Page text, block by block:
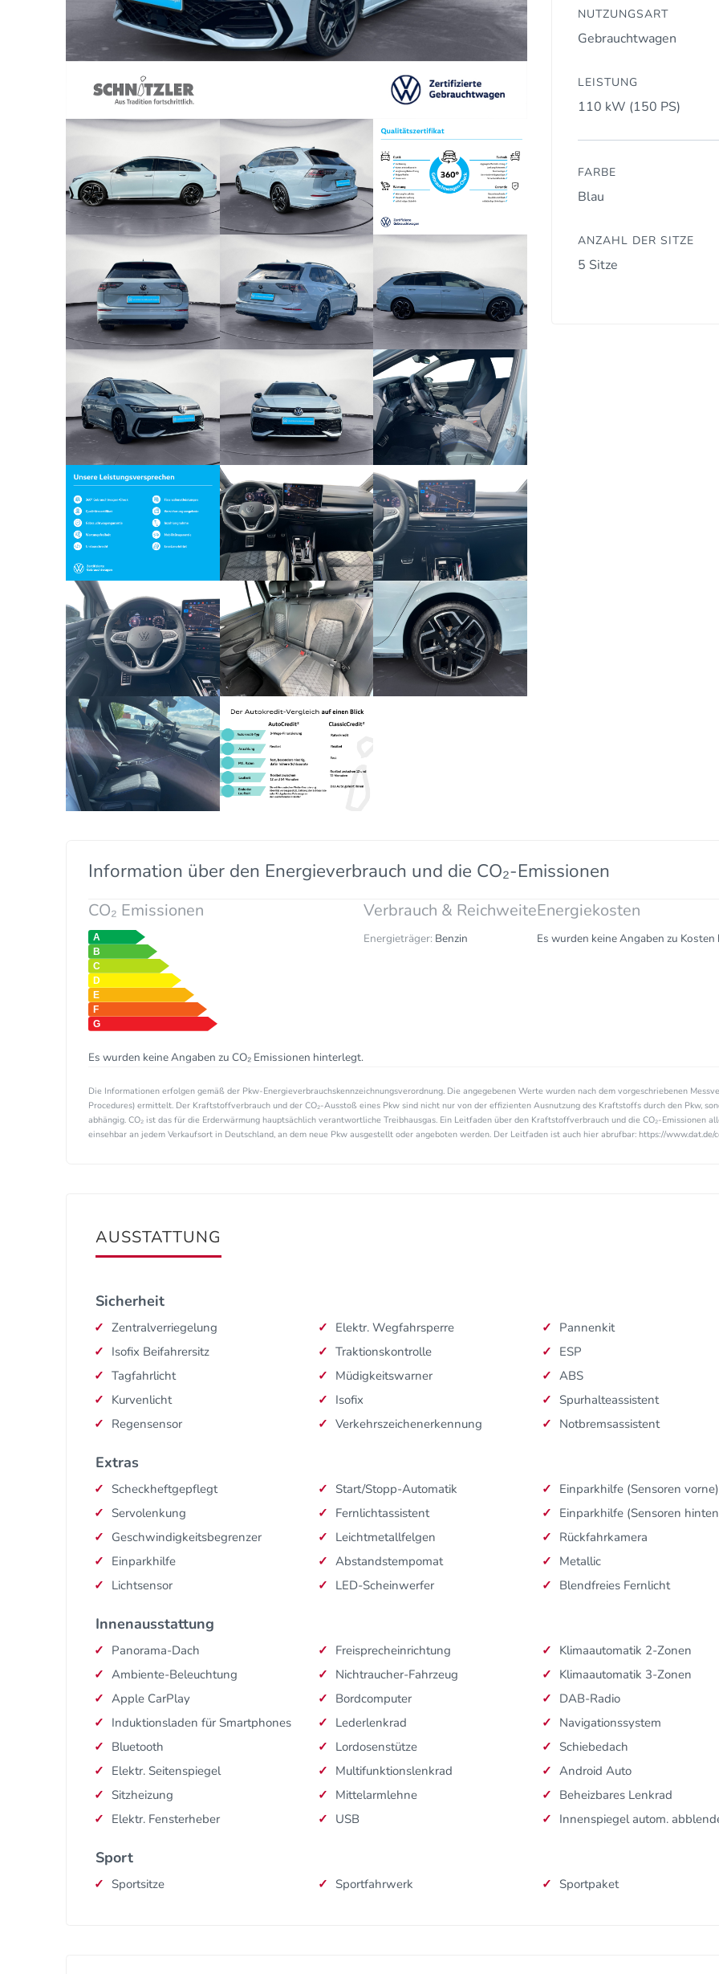
NUTZUNGSART
Gebrauchtwagen
LEISTUNG
110 kW (150 PS)
FARBE
Blau
ANZAHL DER SITZE
5 Sitze
Information über den Energieverbrauch und die CO₂-Emissionen
CO₂ Emissionen
Es wurden keine Angaben zu CO₂ Emissionen hinterlegt.
Verbrauch & Reichweite
Energieträger: Benzin
Energiekosten
Es wurden keine Angaben zu
Die Informationen erfolgen gemäß der Pkw-Energieverbrauchskennzeichnungsverordnung. Die angegebenen Werte wurden nach dem vorgeschriebenen
Procedures) ermittelt. Der Kraftstoffverbrauch und der CO₂-Ausstoß eines Pkw sind nicht nur von der effizienten Ausnutzung des Kraftstoffs durch den Pkw,
abhängig. CO₂ ist das für die Erderwärmung hauptsächlich verantwortliche Treibhausgas. Ein Leitfaden über den Kraftstoffverbrauch und die CO₂-Emissionen
einsehbar an jedem Verkaufsort in Deutschland, an dem neue Pkw ausgestellt oder angeboten werden. Der Leitfaden ist auch hier abrufbar: https://www.dat.de/
AUSSTATTUNG
Sicherheit
Zentralverriegelung
Isofix Beifahrersitz
Tagfahrlicht
Kurvenlicht
Regensensor
Elektr. Wegfahrsperre
Traktionskontrolle
Müdigkeitswarner
Isofix
Verkehrszeichenerkennung
Pannenkit
ESP
ABS
Spurhalteassistent
Notbremsassistent
Extras
Scheckheftgepflegt
Servolenkung
Geschwindigkeitsbegrenzer
Einparkhilfe
Lichtsensor
Start/Stopp-Automatik
Fernlichtassistent
Leichtmetallfelgen
Abstandstempomat
LED-Scheinwerfer
Einparkhilfe (Sensoren vorne)
Einparkhilfe (Sensoren
Rückfahrkamera
Metallic
Blendfreies Fernlicht
Innenausstattung
Panorama-Dach
Ambiente-Beleuchtung
Apple CarPlay
Induktionsladen für Smartphones
Bluetooth
Elektr. Seitenspiegel
Sitzheizung
Elektr. Fensterheber
Freisprecheinrichtung
Nichtraucher-Fahrzeug
Bordcomputer
Lederlenkrad
Lordosenstütze
Multifunktionslenkrad
Mittelarmlehne
USB
Klimaautomatik 2-Zonen
Klimaautomatik 3-Zonen
DAB-Radio
Navigationssystem
Schiebedach
Android Auto
Beheizbares Lenkrad
Innenspiegel autom.
Sport
Sportsitze Sportfahrwerk Sportpaket